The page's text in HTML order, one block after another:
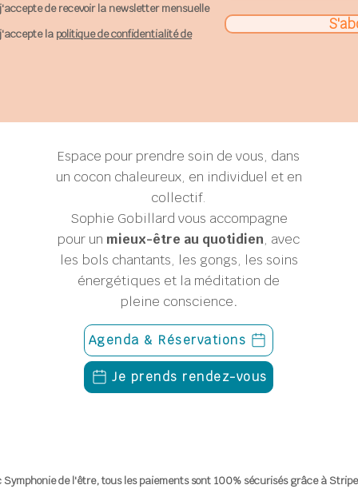
de recevoir la newsletter mensuelle
la politique de confidentialité de
Espace pour prendre soin de vous, dans
un cocon chaleureux, en individuel et en
collectif.
Sophie Gobillard vous accompagne
pour un mieux-être au quotidien, avec
les bols chantants, les gongs, les soins
énergétiques et la méditation de
pleine conscience.
Agenda & Réservations
Je prends rendez-vous
Symphonie de l'être, tous les paiements sont 100% sécurisés grâce à Stripe